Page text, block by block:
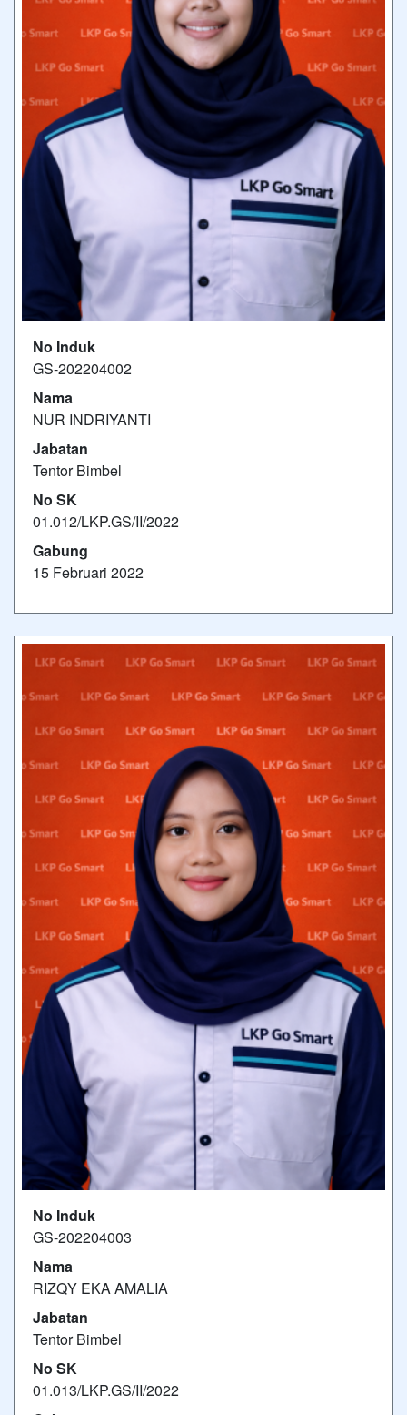
No Induk
GS-202204002
Nama
NUR INDRIYANTI
Jabatan
Tentor Bimbel
No SK
01.012/LKP.GS/II/2022
Gabung
15 Februari 2022
No Induk
GS-202204003
Nama
RIZQY EKA AMALIA
Jabatan
Tentor Bimbel
No SK
01.013/LKP.GS/II/2022